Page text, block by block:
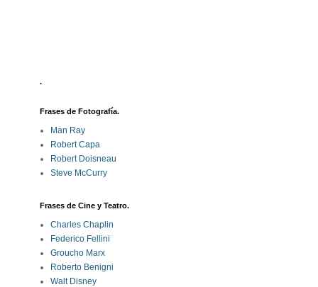
.
Frases de Fotografía.
Man Ray
Robert Capa
Robert Doisneau
Steve McCurry
Frases de Cine y Teatro.
Charles Chaplin
Federico Fellini
Groucho Marx
Roberto Benigni
Walt Disney